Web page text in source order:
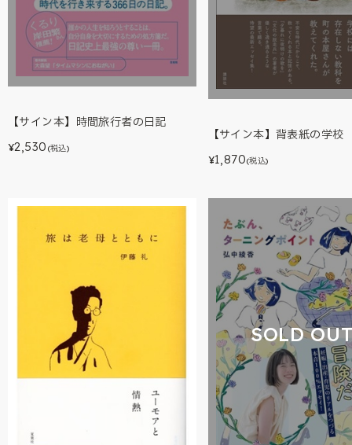
【サイン本】時間旅行者の日記
¥2,530 (税込)
【サイン本】背表紙の学校
¥1,870(税込)
SOLD